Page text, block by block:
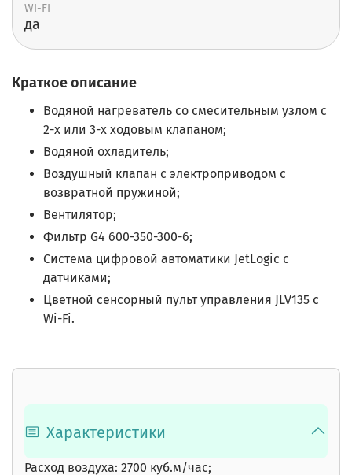
WI-FI
да
Краткое описание
Водяной нагреватель со смесительным узлом с
2-х или 3-х ходовым клапаном;
Водяной охладитель;
Воздушный клапан с электроприводом с
возвратной пружиной;
Вентилятор;
Фильтр G4 600-350-300-6;
Система цифровой автоматики JetLogic с
датчиками;
Цветной сенсорный пульт управления JLV135 c
Wi-Fi.
Характеристики
Расход воздуха: 2700 куб.м/час;